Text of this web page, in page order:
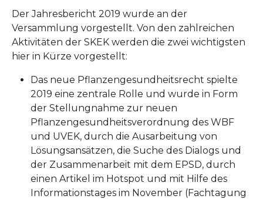
Der Jahresbericht 2019 wurde an der
Versammlung vorgestellt. Von den zahlreichen
Aktivitäten der SKEK werden die zwei wichtigsten
hier in Kürze vorgestellt:
Das neue Pflanzengesundheitsrecht spielte
2019 eine zentrale Rolle und wurde in Form
der Stellungnahme zur neuen
Pflanzengesundheitsverordnung des WBF
und UVEK, durch die Ausarbeitung von
Lösungsansätzen, die Suche des Dialogs und
der Zusammenarbeit mit dem EPSD, durch
einen Artikel im Hotspot und mit Hilfe des
Informationstages im November (Fachtagung